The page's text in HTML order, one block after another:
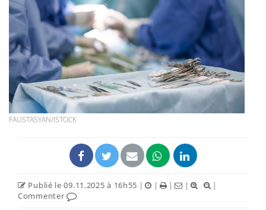
FAUSTASYAN/ISTOCK
Publié le 09.11.2025 à 16h55 | | | |
|
Commenter